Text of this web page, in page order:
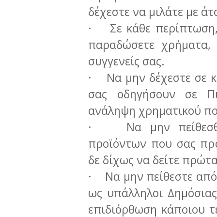
δέχεστε να μιλάτε με
· Σε κάθε περίπτωση,
παραδώσετε χρήματα,
συγγενείς σας.
· Να μην δέχεστε σε
σας οδηγήσουν σε
ανάληψη χρηματικού
· Να μην πείθεσθε
προϊόντων που σας
δε δίχως να δείτε
· Να μην πείθεστε από
ως υπάλληλοι
επιδιόρθωση κάποιου